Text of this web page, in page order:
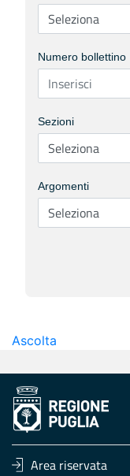
Numero bollettino
Sezioni
Argomenti
Ascolta
Area riservata